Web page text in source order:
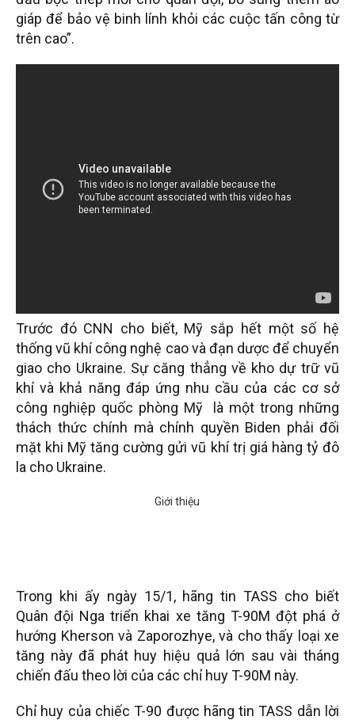
giáp để bảo vệ binh lính khỏi các cuộc tấn công từ
trên cao”.
Trước đó CNN cho biết, Mỹ sắp hết một số hệ
thống vũ khí công nghệ cao và đạn dược để chuyển
giao cho Ukraine. Sự căng thẳng về kho dự trữ vũ
khí và khả năng đáp ứng nhu cầu của các cơ sở
công nghiệp quốc phòng Mỹ là một trong những
thách thức chính mà chính quyền Biden phải đối
mặt khi Mỹ tăng cường gửi vũ khí trị giá hàng tỷ đô
la cho Ukraine.
Trong khi ấy ngày 15/1, hãng tin TASS cho biết
Quân đội Nga triển khai xe tăng T-90M đột phá ở
hướng Kherson và Zaporozhye, và cho thấy loại xe
tăng này đã phát huy hiệu quả lớn sau vài tháng
chiến đấu theo lời của các chỉ huy T-90M này.
Chỉ huy của chiếc T-90 được hãng tin TASS dẫn lời